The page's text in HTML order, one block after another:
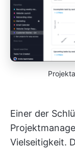
Einer der
Vielseitigkeit.